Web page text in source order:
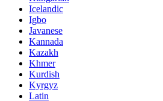
Icelandic
Igbo
Javanese
Kannada
Kazakh
Khmer
Kurdish
Kyrgyz
Latin